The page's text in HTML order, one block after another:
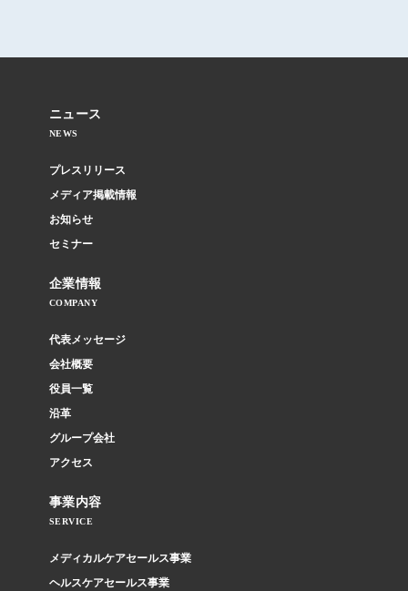
ニュース
NEWS
プレスリリース
メディア掲載情報
お知らせ
セミナー
企業情報
COMPANY
代表メッセージ
会社概要
役員一覧
沿革
グループ会社
アクセス
事業内容
SERVICE
メディカルケアセールス事業
ヘルスケアセールス事業